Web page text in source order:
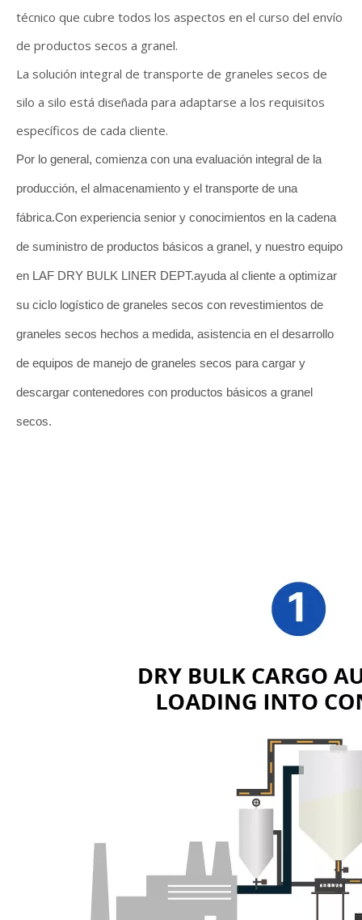
técnico que cubre todos los aspectos en el curso del envío
de productos secos a granel.
La solución integral de transporte de graneles secos de
silo a silo está diseñada para adaptarse a los requisitos
específicos de cada cliente.
Por lo general, comienza con una evaluación integral de la
producción, el almacenamiento y el transporte de una
fábrica.Con experiencia senior y conocimientos en la cadena
de suministro de productos básicos a granel, y nuestro equipo
en LAF DRY BULK LINER DEPT.ayuda al cliente a optimizar
su ciclo logístico de graneles secos con revestimientos de
graneles secos hechos a medida, asistencia en el desarrollo
de equipos de manejo de graneles secos para cargar y
descargar contenedores con productos básicos a granel
secos.